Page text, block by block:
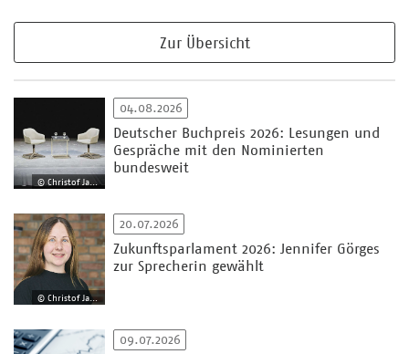
Zur Übersicht
04.08.2026
Deutscher Buchpreis 2026: Lesungen und
Gespräche mit den Nominierten
bundesweit
© Christof Jakob
20.07.2026
Zukunftsparlament 2026: Jennifer Görges
zur Sprecherin gewählt
09.07.2026